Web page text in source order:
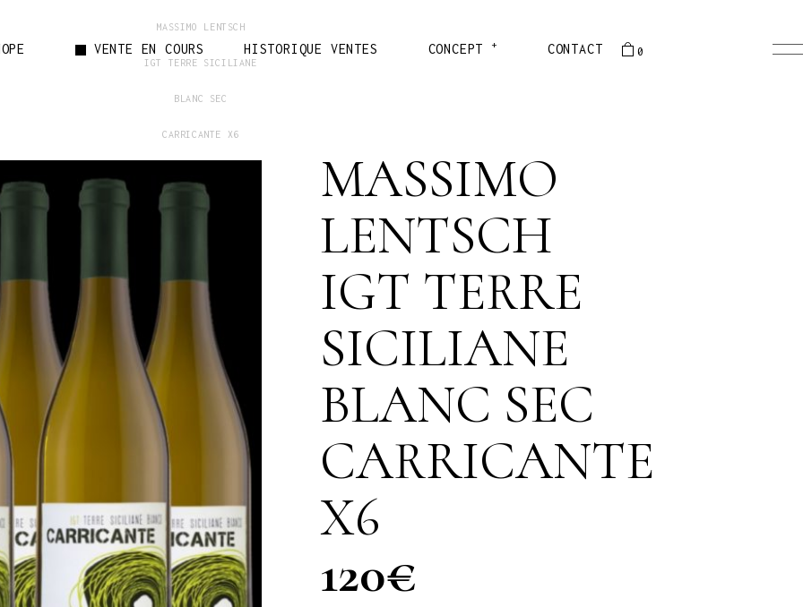
VENTE EN COURS HISTORIQUE VENTES CONCEPT +
HISTOIRE
CONTACT 0
PRÉSENTATION
MASSIMO LENTSCH
IGT TERRE SICILIANE
BLANC SEC
CARRICANTE X6
MASSIMO
LENTSCH
IGT TERRE
SICILIANE
BLANC SEC
CARRICANTE
X6
120€